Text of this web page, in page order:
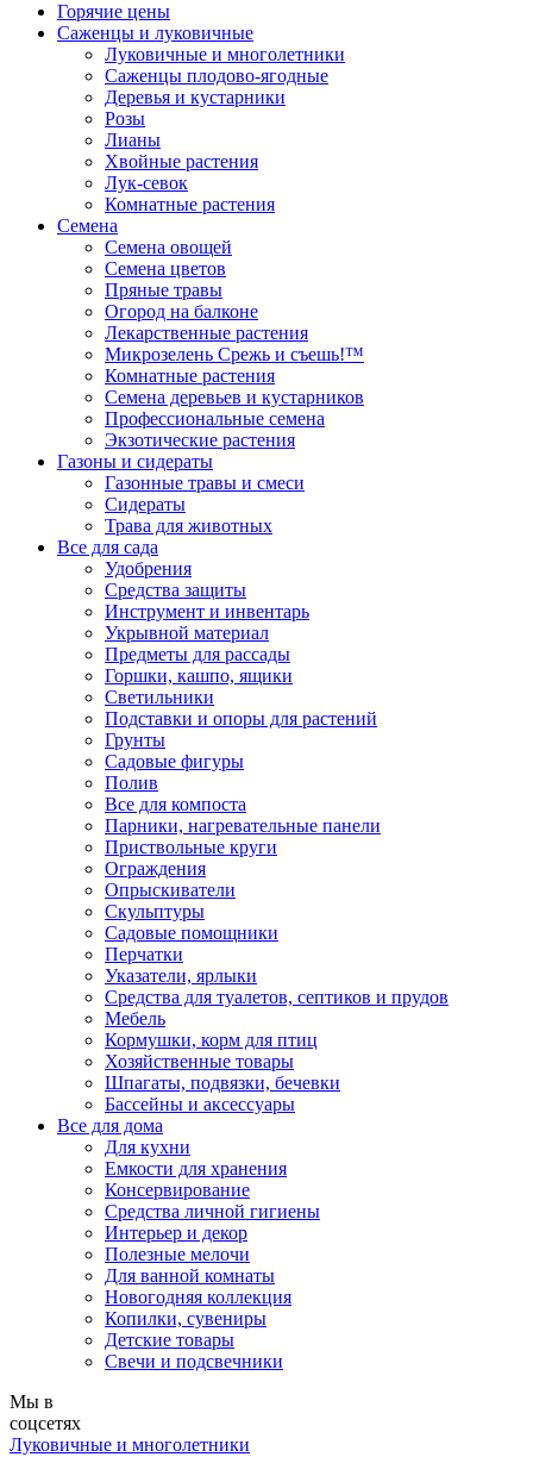
Горячие цены
Саженцы и луковичные
Луковичные и многолетники
Саженцы плодово-ягодные
Деревья и кустарники
Розы
Лианы
Хвойные растения
Лук-севок
Комнатные растения
Семена
Семена овощей
Семена цветов
Пряные травы
Огород на балконе
Лекарственные растения
Микрозелень Срежь и съешь!™
Комнатные растения
Семена деревьев и кустарников
Профессиональные семена
Экзотические растения
Газоны и сидераты
Газонные травы и смеси
Сидераты
Трава для животных
Все для сада
Удобрения
Средства защиты
Инструмент и инвентарь
Укрывной материал
Предметы для рассады
Горшки, кашпо, ящики
Светильники
Подставки и опоры для растений
Грунты
Садовые фигуры
Полив
Все для компоста
Парники, нагревательные панели
Приствольные круги
Ограждения
Опрыскиватели
Скульптуры
Садовые помощники
Перчатки
Указатели, ярлыки
Средства для туалетов, септиков и прудов
Мебель
Кормушки, корм для птиц
Хозяйственные товары
Шпагаты, подвязки, бечевки
Бассейны и аксессуары
Все для дома
Для кухни
Емкости для хранения
Консервирование
Средства личной гигиены
Интерьер и декор
Полезные мелочи
Для ванной комнаты
Новогодняя коллекция
Копилки, сувениры
Детские товары
Свечи и подсвечники
Мы в
соцсетях
Луковичные и многолетники